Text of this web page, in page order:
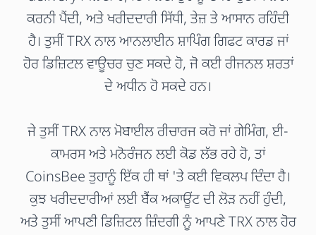
ਕਰਨੀ ਪੈਂਦੀ, ਅਤੇ ਖਰੀਦਦਾਰੀ ਸਿੱਧੀ, ਤੇਜ਼ ਤੇ ਆਸਾਨ ਰਹਿੰਦੀ
ਹੈ। ਤੁਸੀਂ TRX ਨਾਲ ਆਨਲਾਈਨ ਸ਼ਾਪਿੰਗ ਗਿਫਟ ਕਾਰਡ ਜਾਂ
ਹੋਰ ਡਿਜ਼ਿਟਲ ਵਾਊਚਰ ਚੁਣ ਸਕਦੇ ਹੋ, ਜੋ ਕਈ ਰੀਜਨਲ ਸ਼ਰਤਾਂ
ਦੇ ਅਧੀਨ ਹੋ ਸਕਦੇ ਹਨ।
ਜੇ ਤੁਸੀਂ TRX ਨਾਲ ਮੋਬਾਈਲ ਰੀਚਾਰਜ ਕਰੋ ਜਾਂ ਗੇਮਿੰਗ, ਈ-
ਕਾਮਰਸ ਅਤੇ ਮਨੋਰੰਜਨ ਲਈ ਕੋਡ ਲੱਭ ਰਹੇ ਹੋ, ਤਾਂ
CoinsBee ਤੁਹਾਨੂੰ ਇੱਕ ਹੀ ਥਾਂ 'ਤੇ ਕਈ ਵਿਕਲਪ ਦਿੰਦਾ ਹੈ।
ਕੁਝ ਖਰੀਦਦਾਰੀਆਂ ਲਈ ਬੈਂਕ ਅਕਾਊਂਟ ਦੀ ਲੋੜ ਨਹੀਂ ਹੁੰਦੀ,
ਅਤੇ ਤੁਸੀਂ ਆਪਣੀ ਡਿਜ਼ਿਟਲ ਜ਼ਿੰਦਗੀ ਨੂੰ ਆਪਣੇ TRX ਨਾਲ ਹੋਰ